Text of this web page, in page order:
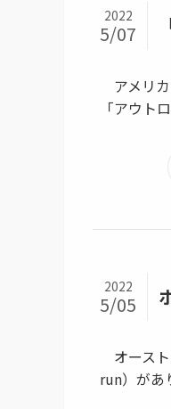
2022
5/07
アメリ
「アウト
2022
5/05
オース
run）があ